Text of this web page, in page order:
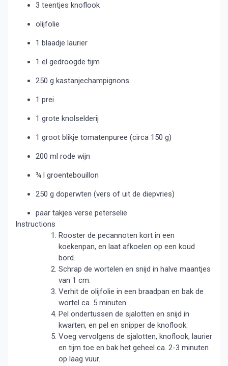
3 teentjes knoflook
olijfolie
1 blaadje laurier
1 el gedroogde tijm
250 g kastanjechampignons
1 prei
1 grote knolselderij
1 groot blikje tomatenpuree (circa 150 g)
200 ml rode wijn
¾ l groentebouillon
250 g doperwten (vers of uit de diepvries)
paar takjes verse peterselie
Instructions
Rooster de pecannoten kort in een
koekenpan, en laat afkoelen op een koud
bord.
Schrap de wortelen en snijd in halve maantjes
van 1 cm.
Verhit de olijfolie in een braadpan en bak de
wortel ca. 5 minuten.
Pel ondertussen de sjalotten en snijd in
kwarten, en pel en snipper de knoflook.
Voeg vervolgens de sjalotten, knoflook, laurier
en tijm toe en bak het geheel ca. 2-3 minuten
op laag vuur.